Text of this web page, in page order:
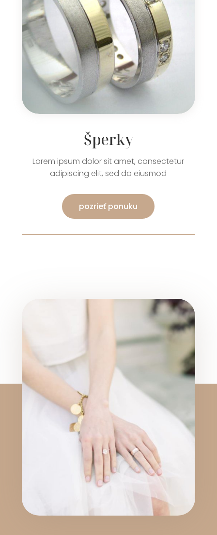
Šperky
Lorem ipsum dolor sit amet, consectetur
adipiscing elit, sed do eiusmod
pozrieť ponuku